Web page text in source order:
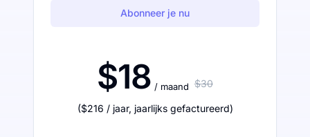
Abonneer je nu
$18 / maand $30
($216 / jaar, jaarlijks gefactureerd)